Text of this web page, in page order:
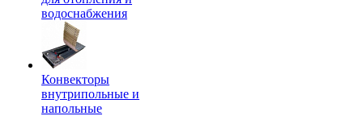
водоснабжения
Конвекторы
внутрипольные и
напольные